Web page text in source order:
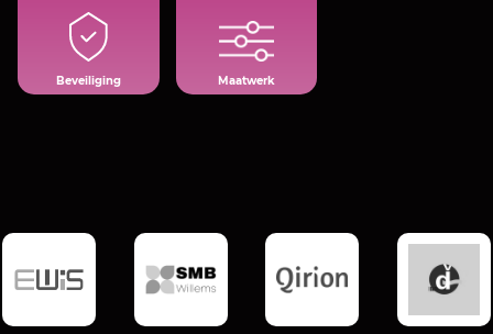
Beveiliging
zoals jij
het wilt
Maatwerk
maken
we het